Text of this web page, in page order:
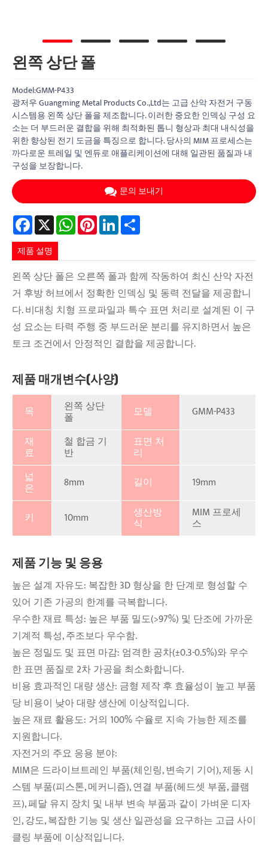
왼쪽 상단 폴
Model:GMM-P433
광저우 Guangming Metal Products Co.,Ltd는 고급 산악 자전거 구동
시스템용 왼쪽 상단 폴을 제조합니다. 이러한 중요한 인덱싱 구성 요
소는 더 부드러운 결합을 위해 최적화된 톱니 형상과 최대 내식성을
위한 향상된 전기 도금을 특징으로 합니다. 당사의 MIM 프로세스는
까다로운 트레일 및 엔듀로 애플리케이션에 대해 일관된 품질과 내
구성을 보장합니다.
문의 보내기
Facebook
X WhatsAppPinterestLinkedIn
제품 설명
왼쪽 상단 폴은 오른쪽 폴과 함께 작동하여 최신 산악 자전
거 후방 허브에서 정확한 인덱싱 및 동력 전달을 제공합니
다. 비대칭 치형 프로파일과 특수 표면 처리로 설계된 이 구
성 요소는 타력 주행 중 부드러운 분리를 유지하면서 높은
토크 조건에서 안정적인 결합을 제공합니다.
제품 매개변수(사양)
목 왼쪽 상단
폴 모델
GMM-P433
재
료
철 합금 기
반
표면 처
리
넓
은 8mm 길이 19mm
키 10mm 생산방
식
MIM 프로세
스
제품 기능 및 응용
높은 설계 자유도: 복잡한 3D 형상을 한 단계로 형성할 수
있어 기존 가공의 한계를 극복합니다.
우수한 재료 특성: 높은 부품 밀도(>97%) 및 단조에 가까운
기계적 특성, 주조보다 우수함.
높은 정밀도 및 표면 마감: 엄격한 공차(±0.3-0.5%)와 우수
한 표면 품질로 2차 가공을 최소화합니다.
비용 효과적인 대량 생산: 금형 제작 후 효율성이 높고 부품
당 비용이 낮아 대량 생산에 이상적입니다.
높은 재료 활용도: 거의 100% 수율로 지속 가능한 제조를
지원합니다.
자전거의 주요 응용 분야:
MIM은 드라이브트레인 부품(체인링, 변속기 기어), 제동 시
스템 부품(피스톤, 메커니즘), 연결 부품(헤드셋 부품, 클램
프), 페달 유지 장치 및 내부 변속 부품과 같이 가벼운 디자
인, 강도, 복잡한 기능 및 생산 일관성을 요구하는 고급 사이
클링 부품에 이상적입니다.